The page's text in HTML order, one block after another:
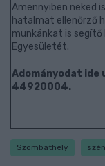
Amennyiben neked
hatalmat ellenőrző
munkánkat is segítő
Egyesületét.
Adományodat ide
44920004.
Szombathely